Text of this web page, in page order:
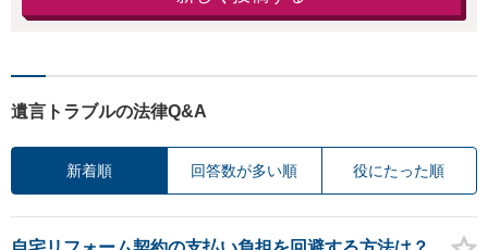
遺言トラブルの法律Q&A
新着順 回答数が多い順 役にたった順